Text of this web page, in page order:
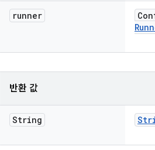
runner
반환 값
String